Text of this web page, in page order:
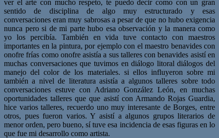
ver el arte con mucho respeto, te puedo decir como con un gran
sentido de disciplina de algo muy estructurado y esas
conversaciones eran muy sabrosas a pesar de que no hubo exigencia
nunca pero si de mi parte hubo esa observación y la manera como
yo los percibía. También en vida tuve contacto con maestros
importantes en la pintura, por ejemplo con el maestro benavides con
onofre frías como onofre asistía a sus talleres con benavides asistí en
muchas conversaciones que tuvimos en diálogo litoral diálogos del
manejo del color de los materiales. si ellos influyeron sobre mi
también a nivel de literatura asistía a algunos talleres sobre todo
conversaciones estuve con Adriano González León, en muchas
oportunidades talleres que que asistí con Armando Rojas Guardia,
hice varios talleres, recuerdo uno muy interesante de Borges, entre
otros, pues fueron varios. Y asistí a algunos grupos literarios de
menor orden, pero bueno, sí tuve esa incidencia de esas figuras en lo
que fue mi desarrollo como artista.